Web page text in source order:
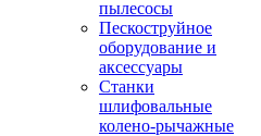
пылесосы
Пескоструйное
оборудование и
аксессуары
Станки
шлифовальные
колено-рычажные